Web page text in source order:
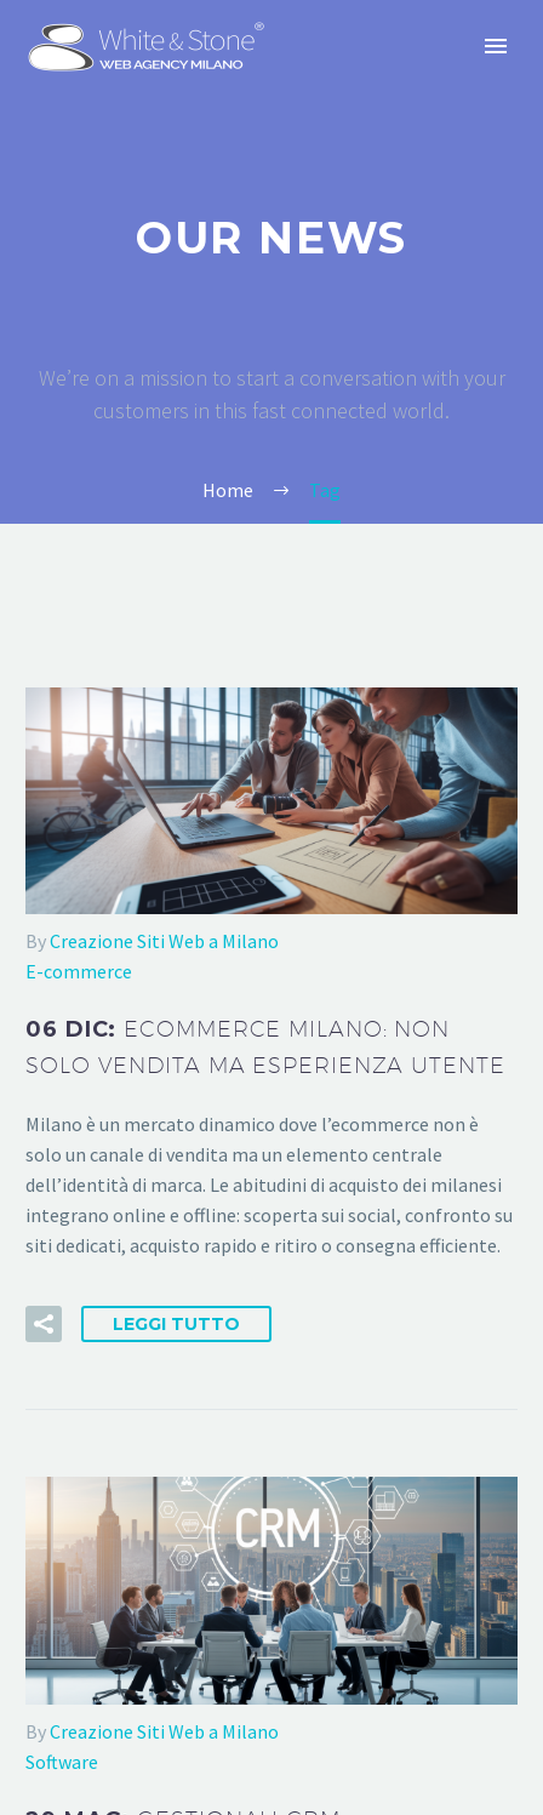
OUR NEWS
We’re on a mission to start a conversation with your
customers in this fast connected world.
Home Tag
ByCreazione Siti Web a Milano
E-commerce
06 DIC: ECOMMERCE MILANO: NON
SOLO VENDITA MA ESPERIENZA UTENTE
Milano è un mercato dinamico dove l’ecommerce non è
solo un canale di vendita ma un elemento centrale
dell’identità di marca. Le abitudini di acquisto dei milanesi
integrano online e offline: scoperta sui social, confronto su
siti dedicati, acquisto rapido e ritiro o consegna efficiente.
LEGGI TUTTO
ByCreazione Siti Web a Milano
Software